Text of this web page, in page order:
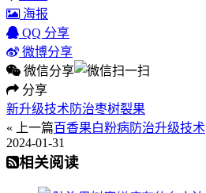
海报
QQ 分享
微博分享
微信分享
分享
新升级技术防治枣树裂果
« 上一篇百香果白粉病防治升级技术
2024-01-31
相关阅读